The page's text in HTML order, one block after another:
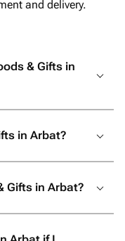
and delivery.
& Gifts in
in Arbat?
Gifts in Arbat?